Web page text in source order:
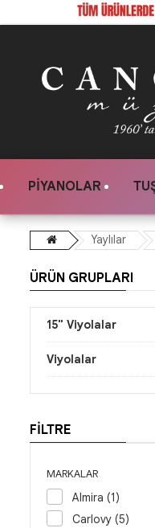
PIYANOLAR
Yaylılar
ÜRÜN GRUPLARI
15" Viyolalar
Viyolalar
FİLTRE
MARKALAR
Almira (1)
Carlovy (5)